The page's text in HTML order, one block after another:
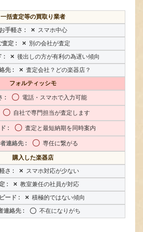
一括査定等の買取り業者
× スマホ中心
× 別の会社が査定
× 後出しの方が有利の為遅い傾向
× 査定会社？どの楽器店？
フォルティッシモ
〇 電話・スマホで入力可能
〇 自社で専門担当が査定します
〇 査定と最短納期を同時案内
〇 専任に繋がる
購入した楽器店
× スマホ対応が少ない
× 教室兼任の社員が対応
× 積極的ではない傾向
〇 不在になりがち